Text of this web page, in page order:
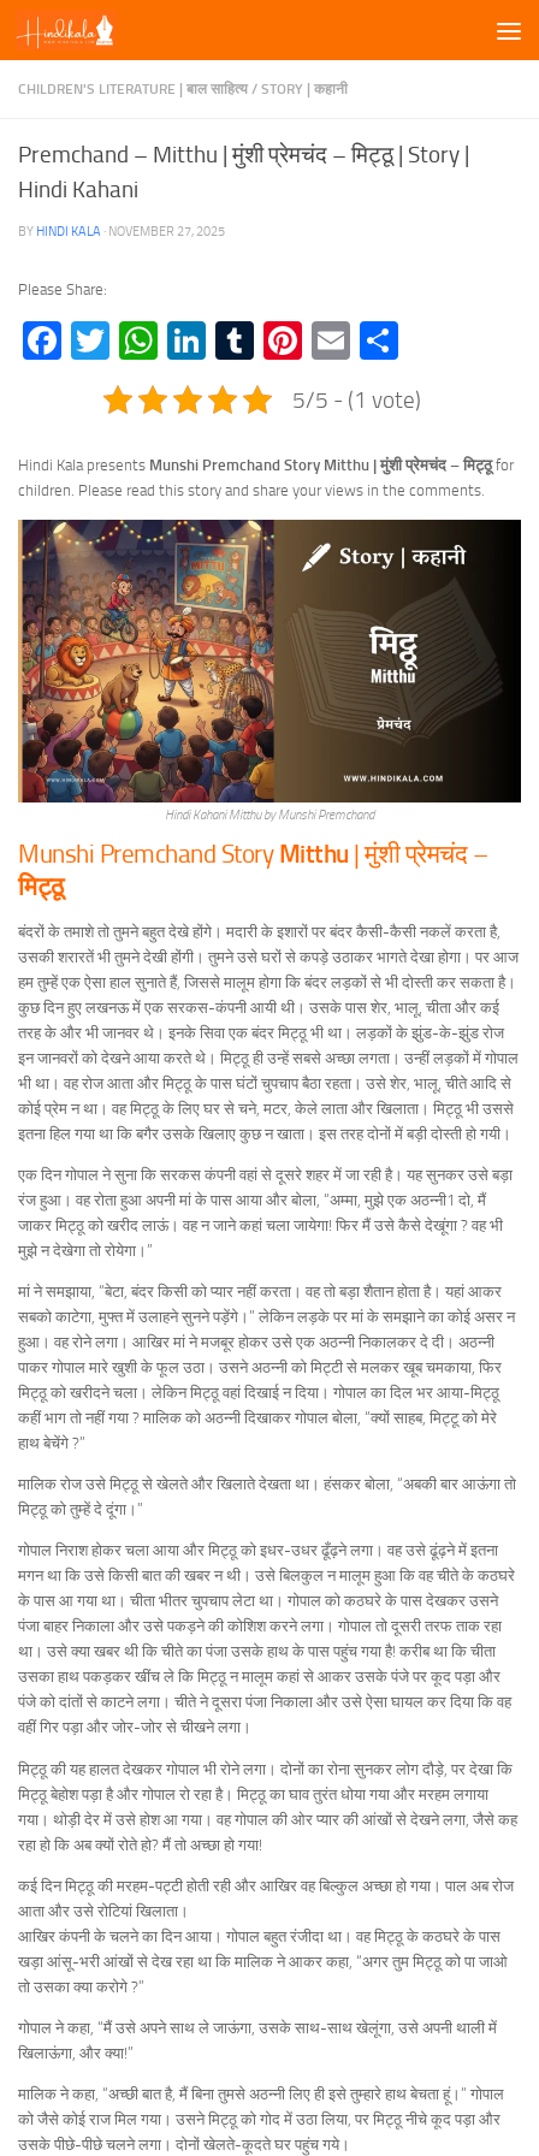
Skip to content
CHILDREN'S LITERATURE | बाल साहित्य / STORY | कहानी
Premchand – Mitthu | मुंशी प्रेमचंद – मिट्ठू | Story |
Hindi Kahani
BY HINDI KALA · NOVEMBER 27, 2025
Please Share:
Facebook
TwitterWhatsApp
LinkedIn
TumblrPinterest
Email
5/5 - (1 vote)
Hindi Kala presents Munshi Premchand Story Mitthu | मुंशी प्रेमचंद – मिट्ठूfor
children. Please read this story and share your views in the comments.
Hindi Kahani Mitthu by Munshi Premchand
Munshi Premchand Story Mitthu | मुंशी प्रेमचंद –
मिट्ठू
बंदरों के तमाशे तो तुमने बहुत देखे होंगे। मदारी के इशारों पर बंदर कैसी-कैसी नकलें करता है,
उसकी शरारतें भी तुमने देखी होंगी। तुमने उसे घरों से कपड़े उठाकर भागते देखा होगा। पर आज
हम तुम्हें एक ऐसा हाल सुनाते हैं, जिससे मालूम होगा कि बंदर लड़कों से भी दोस्ती कर सकता है।
कुछ दिन हुए लखनऊ में एक सरकस-कंपनी आयी थी। उसके पास शेर, भालू, चीता और कई
तरह के और भी जानवर थे। इनके सिवा एक बंदर मिट्ठू भी था। लड़कों के झुंड-के-झुंड रोज
इन जानवरों को देखने आया करते थे। मिट्ठू ही उन्हें सबसे अच्छा लगता। उन्हीं लड़कों में गोपाल
भी था। वह रोज आता और मिट्ठू के पास घंटों चुपचाप बैठा रहता। उसे शेर, भालू, चीते आदि से
कोई प्रेम न था। वह मिट्ठू के लिए घर से चने, मटर, केले लाता और खिलाता। मिट्ठू भी उससे
इतना हिल गया था कि बगैर उसके खिलाए कुछ न खाता। इस तरह दोनों में बड़ी दोस्ती हो गयी।
एक दिन गोपाल ने सुना कि सरकस कंपनी वहां से दूसरे शहर में जा रही है। यह सुनकर उसे बड़ा
रंज हुआ। वह रोता हुआ अपनी मां के पास आया और बोला, “अम्मा, मुझे एक अठन्नी1 दो, मैं
जाकर मिट्ठू को खरीद लाऊं। वह न जाने कहां चला जायेगा! फिर मैं उसे कैसे देखूंगा ? वह भी
मुझे न देखेगा तो रोयेगा।”
मां ने समझाया, “बेटा, बंदर किसी को प्यार नहीं करता। वह तो बड़ा शैतान होता है। यहां आकर
सबको काटेगा, मुफ्त में उलाहने सुनने पड़ेंगे।” लेकिन लड़के पर मां के समझाने का कोई असर न
हुआ। वह रोने लगा। आखिर मां ने मजबूर होकर उसे एक अठन्नी निकालकर दे दी। अठन्नी
पाकर गोपाल मारे खुशी के फूल उठा। उसने अठन्नी को मिट्टी से मलकर खूब चमकाया, फिर
मिट्ठू को खरीदने चला। लेकिन मिट्ठू वहां दिखाई न दिया। गोपाल का दिल भर आया-मिट्ठू
कहीं भाग तो नहीं गया ? मालिक को अठन्नी दिखाकर गोपाल बोला, “क्यों साहब, मिट्टू को मेरे
हाथ बेचेंगे ?”
मालिक रोज उसे मिट्ठू से खेलते और खिलाते देखता था। हंसकर बोला, “अबकी बार आऊंगा तो
मिट्ठू को तुम्हें दे दूंगा।”
गोपाल निराश होकर चला आया और मिट्ठू को इधर-उधर ढूँढ़ने लगा। वह उसे ढूंढ़ने में इतना
मगन था कि उसे किसी बात की खबर न थी। उसे बिलकुल न मालूम हुआ कि वह चीते के कठघरे
के पास आ गया था। चीता भीतर चुपचाप लेटा था। गोपाल को कठघरे के पास देखकर उसने
पंजा बाहर निकाला और उसे पकड़ने की कोशिश करने लगा। गोपाल तो दूसरी तरफ ताक रहा
था। उसे क्या खबर थी कि चीते का पंजा उसके हाथ के पास पहुंच गया है! करीब था कि चीता
उसका हाथ पकड़कर खींच ले कि मिट्ठू न मालूम कहां से आकर उसके पंजे पर कूद पड़ा और
पंजे को दांतों से काटने लगा। चीते ने दूसरा पंजा निकाला और उसे ऐसा घायल कर दिया कि वह
वहीं गिर पड़ा और जोर-जोर से चीखने लगा।
मिट्ठू की यह हालत देखकर गोपाल भी रोने लगा। दोनों का रोना सुनकर लोग दौड़े, पर देखा कि
मिट्ठू बेहोश पड़ा है और गोपाल रो रहा है। मिट्ठू का घाव तुरंत धोया गया और मरहम लगाया
गया। थोड़ी देर में उसे होश आ गया। वह गोपाल की ओर प्यार की आंखों से देखने लगा, जैसे कह
रहा हो कि अब क्यों रोते हो? मैं तो अच्छा हो गया!
कई दिन मिट्ठू की मरहम-पट्टी होती रही और आखिर वह बिल्कुल अच्छा हो गया। पाल अब रोज
आता और उसे रोटियां खिलाता।
आखिर कंपनी के चलने का दिन आया। गोपाल बहुत रंजीदा था। वह मिट्ठू के कठघरे के पास
खड़ा आंसू-भरी आंखों से देख रहा था कि मालिक ने आकर कहा, “अगर तुम मिट्ठू को पा जाओ
तो उसका क्या करोगे ?”
गोपाल ने कहा, “मैं उसे अपने साथ ले जाऊंगा, उसके साथ-साथ खेलूंगा, उसे अपनी थाली में
खिलाऊंगा, और क्या!”
मालिक ने कहा, “अच्छी बात है, मैं बिना तुमसे अठन्नी लिए ही इसे तुम्हारे हाथ बेचता हूं।” गोपाल
को जैसे कोई राज मिल गया। उसने मिट्ठू को गोद में उठा लिया, पर मिट्ठू नीचे कूद पड़ा और
उसके पीछे-पीछे चलने लगा। दोनों खेलते-कूदते घर पहुंच गये।